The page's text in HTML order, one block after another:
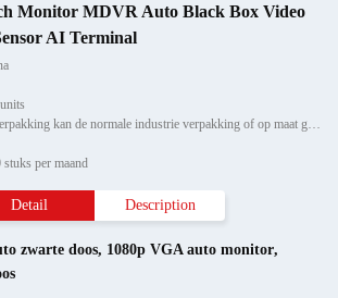
Monitor MDVR Auto Black Box Video
AI Terminal
Verpakking Details: De verpakking kan de normale industrie verpakking of op maat gemaakte service zijn.
per maand
Detail Description
zwarte doos, 1080p VGA auto monitor,